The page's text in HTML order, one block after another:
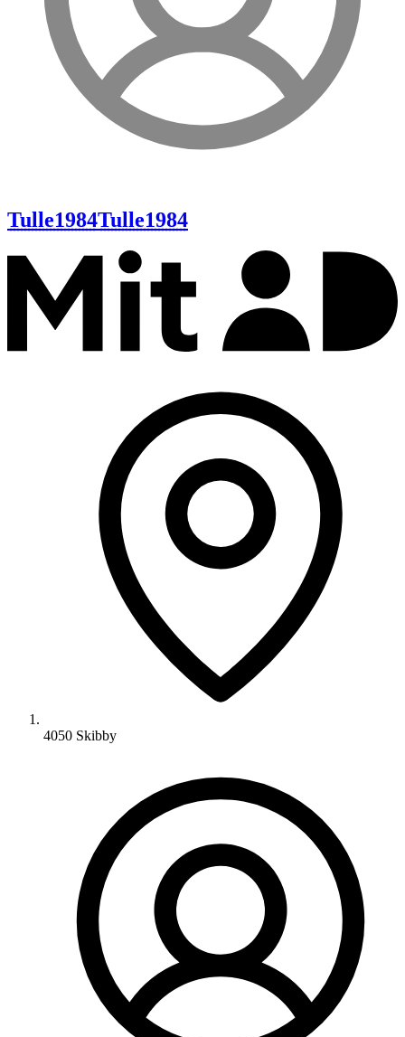
Tulle1984Tulle1984
4050 Skibby